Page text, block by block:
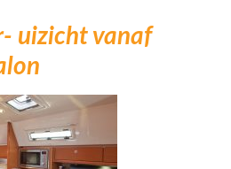
uizicht vanaf